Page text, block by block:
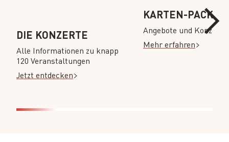
DIE KONZERTE
Alle Informationen zu knapp
120 Veranstaltungen
Jetzt entdecken
KARTEN-
Angebote und
Mehr erfahren